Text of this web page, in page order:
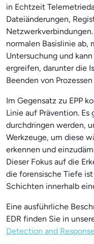
in Echtzeit
Dateiänderungen,
normalen Basislinie ab,
Untersuchung und
ergreifen, darunter die
Beenden von
Im Gegensatz zu EPP
Linie auf Prävention. Es
durchdringen werden,
Werkzeuge, um diese
erkennen und
Dieser Fokus auf die
die forensische Tiefe
Schichten innerhalb
Eine ausführliche
EDR finden Sie in
Detection and